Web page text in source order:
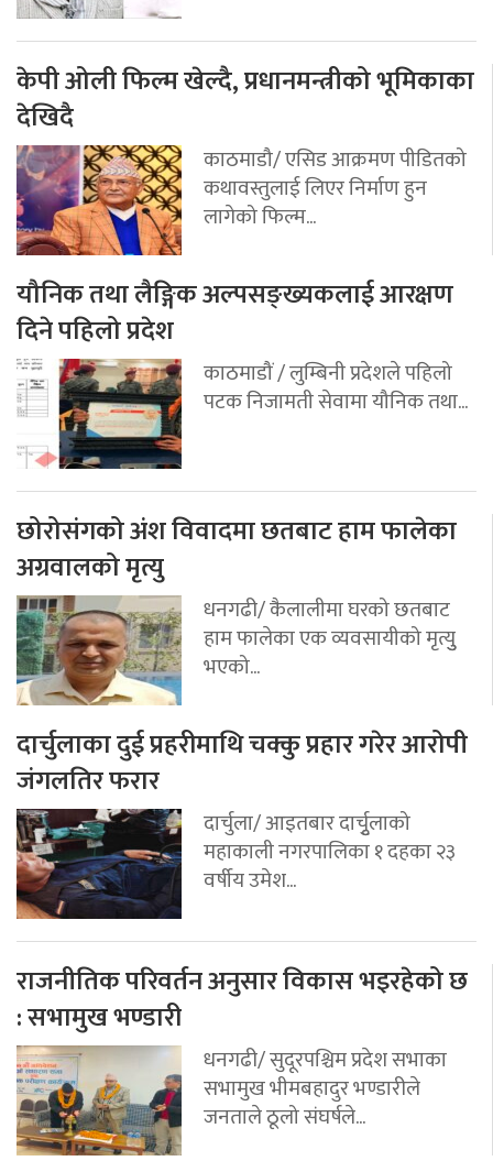
केपी ओली फिल्म खेल्दै, प्रधानमन्त्रीको भूमिकाका
देखिदै
काठमाडौ/ एसिड आक्रमण पीडितको
कथावस्तुलाई लिएर निर्माण हुन
लागेको फिल्म...
यौनिक तथा लैङ्गिक अल्पसङ्ख्यकलाई आरक्षण
दिने पहिलो प्रदेश
काठमाडौं / लुम्बिनी प्रदेशले पहिलो
पटक निजामती सेवामा यौनिक तथा...
छोरोसंगको अंश विवादमा छतबाट हाम फालेका
अग्रवालको मृत्यु
धनगढी/ कैलालीमा घरको छतबाट
हाम फालेका एक व्यवसायीको मृत्युु
भएको...
दार्चुलाका दुई प्रहरीमाथि चक्कु प्रहार गरेर आरोपी
जंगलतिर फरार
दार्चुला/ आइतबार दार्चुृलाको
महाकाली नगरपालिका १ दहका २३
वर्षीय उमेश...
राजनीतिक परिवर्तन अनुसार विकास भइरहेको छ
: सभामुख भण्डारी
धनगढी/ सुदूरपश्चिम प्रदेश सभाका
सभामुख भीमबहादुर भण्डारीले
जनताले ठूलो संघर्षले...